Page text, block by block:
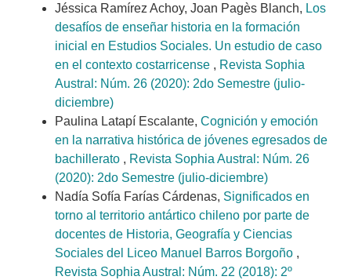
Jéssica Ramírez Achoy, Joan Pagès Blanch, Los
desafíos de enseñar historia en la formación
inicial en Estudios Sociales. Un estudio de caso
en el contexto costarricense , Revista Sophia
Austral: Núm. 26 (2020): 2do Semestre (julio-
diciembre)
Paulina Latapí Escalante, Cognición y emoción
en la narrativa histórica de jóvenes egresados de
bachillerato , Revista Sophia Austral: Núm. 26
(2020): 2do Semestre (julio-diciembre)
Nadía Sofía Farías Cárdenas, Significados en
torno al territorio antártico chileno por parte de
docentes de Historia, Geografía y Ciencias
Sociales del Liceo Manuel Barros Borgoño ,
Revista Sophia Austral: Núm. 22 (2018): 2º